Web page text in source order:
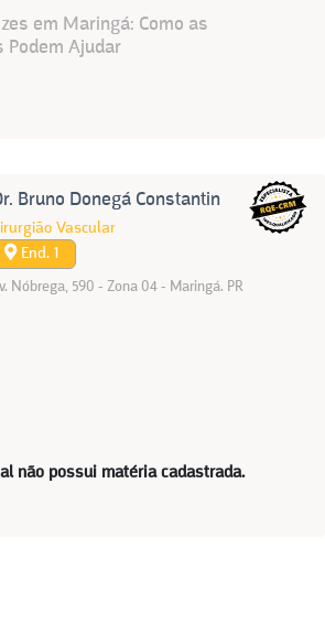
em Maringá: Como as
Podem Ajudar
Bruno Donegá Constantin
Vascular
End. 1
Nóbrega, 590 - Zona 04 - Maringá. PR
não possui matéria cadastrada.